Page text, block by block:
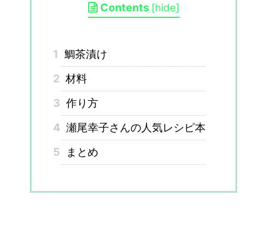
Contents [hide]
1 鯛茶漬け
2 材料
3 作り方
4 瀬尾幸子さんの人気レシピ本
5
まとめ